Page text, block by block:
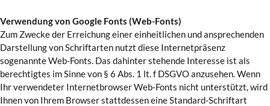
Verwendung von Google Fonts (Web-Fonts)
Zum Zwecke der Erreichung einer einheitlichen und ansprechenden
Darstellung von Schriftarten nutzt diese Internetpräsenz
sogenannte Web-Fonts. Das dahinter stehende Interesse ist als
berechtigtes im Sinne von § 6 Abs. 1 lt. f DSGVO anzusehen. Wenn
Ihr verwendeter Internetbrowser Web-Fonts nicht unterstützt, wird
Ihnen von Ihrem Browser stattdessen eine Standard-Schriftart